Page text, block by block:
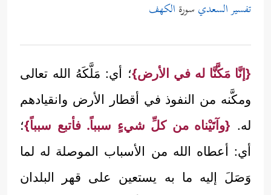
تفسير السعدي سورة الكهف
{إنَّا مَكَّنَّا له في الأرض}؛ أي: مَلَّكَهُ الله تعالى
ومكَّنه من النفوذ في أقطار الأرض وانقيادهم
له. {وآتَيْناه من كلِّ شيءٍ سبباً. فأتبع سبباً}؛
أي: أعطاه الله من الأسباب الموصلة له لما
وَصَلَ إليه ما به يستعين على قهر البلدان